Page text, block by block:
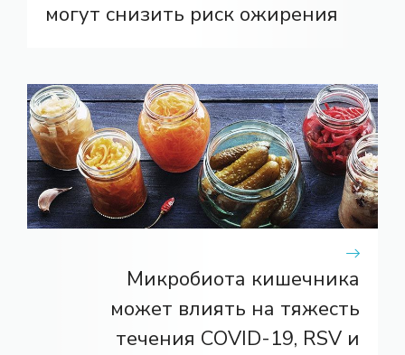
могут снизить риск ожирения
Микробиота кишечника
может влиять на тяжесть
течения COVID-19, RSV и